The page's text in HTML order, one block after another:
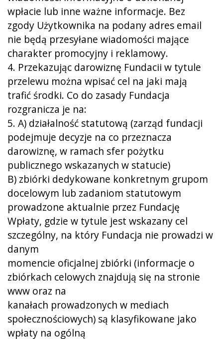
wpłacie lub inne ważne informacje. Bez
zgody Użytkownika na podany adres email
nie będą przesyłane wiadomości mające
charakter promocyjny i reklamowy.
4. Przekazując darowiznę Fundacii w tytule
przelewu można wpisać cel na jaki mają
trafić środki. Co do zasady Fundacja
rozgranicza je na:
5. A) działalność statutową (zarząd fundacji
podejmuje decyzje na co przeznacza
darowiznę, w ramach sfer pożytku
publicznego wskazanych w statucie)
B) zbiórki dedykowane konkretnym grupom
docelowym lub zadaniom statutowym
prowadzone aktualnie przez Fundację
Wpłaty, gdzie w tytule jest wskazany cel
szczególny, na który Fundacja nie prowadzi w
danym
momencie oficjalnej zbiórki (informacje o
zbiórkach celowych znajdują się na stronie
www oraz na
kanałach prowadzonych w mediach
społecznościowych) są klasyfikowane jako
wpłaty na ogólną